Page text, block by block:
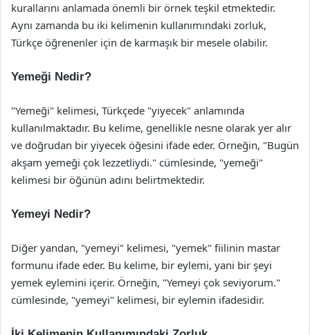
kurallarını anlamada önemli bir örnek teşkil etmektedir.
Aynı zamanda bu iki kelimenin kullanımındaki zorluk,
Türkçe öğrenenler için de karmaşık bir mesele olabilir.
Yemeği Nedir?
"Yemeği" kelimesi, Türkçede "yiyecek" anlamında
kullanılmaktadır. Bu kelime, genellikle nesne olarak yer alır
ve doğrudan bir yiyecek öğesini ifade eder. Örneğin, "Bugün
akşam yemeği çok lezzetliydi." cümlesinde, "yemeği"
kelimesi bir öğünün adını belirtmektedir.
Yemeyi Nedir?
Diğer yandan, "yemeyi" kelimesi, "yemek" fiilinin mastar
formunu ifade eder. Bu kelime, bir eylemi, yani bir şeyi
yemek eylemini içerir. Örneğin, "Yemeyi çok seviyorum."
cümlesinde, "yemeyi" kelimesi, bir eylemin ifadesidir.